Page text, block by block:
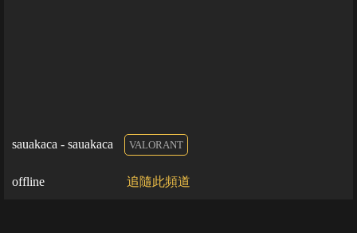
sauakaca - sauakaca VALORANT
offline 追隨此頻道